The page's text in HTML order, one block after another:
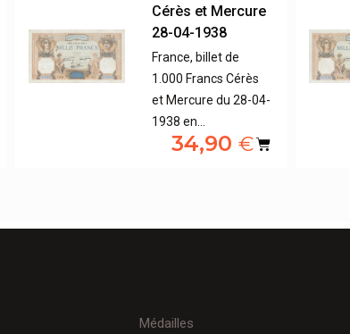
Cérès et Mercure
28-04-1938
France, billet de
1.000 Francs Cérès
et Mercure du 28-04-
1938 en…
34,90 €
Médailles